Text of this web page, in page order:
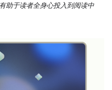
助于读者全身心投入到阅读中